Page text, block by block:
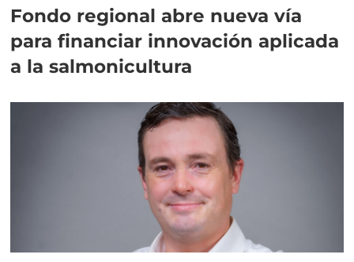
Fondo regional abre nueva vía
para financiar innovación aplicada
a la salmonicultura